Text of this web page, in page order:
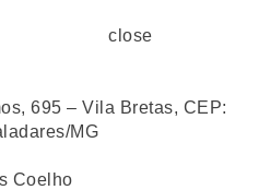
close
695 – Vila Bretas, CEP:
MG
Coelho